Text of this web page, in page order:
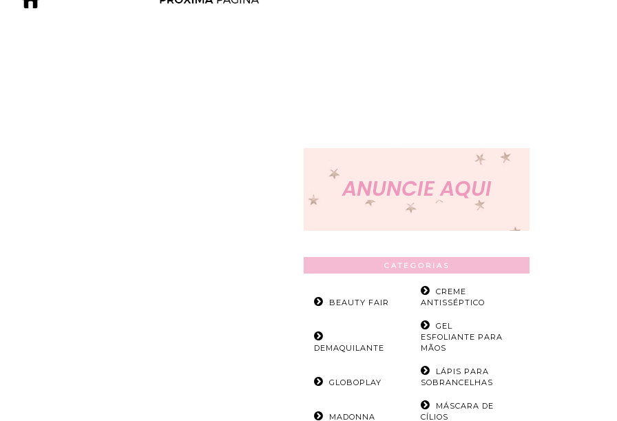
CATEGORIAS
BEAUTY FAIR
CREME
ANTISSÉPTICO
DEMAQUILANTE
GEL
ESFOLIANTE PARA
MÃOS
GLOBOPLAY
LÁPIS PARA
SOBRANCELHAS
MADONNA
MÁSCARA DE
CÍLIOS